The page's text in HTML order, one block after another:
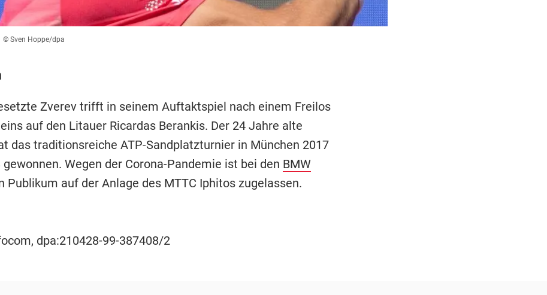
© Sven Hoppe/dpa
Zverev trifft in seinem Auftaktspiel nach einem Freilos
auf den Litauer Ricardas Berankis. Der 24 Jahre alte
das traditionsreiche ATP-Sandplatzturnier in München 2017
gewonnen. Wegen der Corona-Pandemie ist bei den BMW
Publikum auf der Anlage des MTTC Iphitos zugelassen.
dpa:210428-99-387408/2